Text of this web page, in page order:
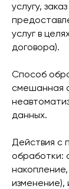
услугу,
услуг в
договора).
Способ
смешанная
данных.
Действия с
обработки:
изменение),